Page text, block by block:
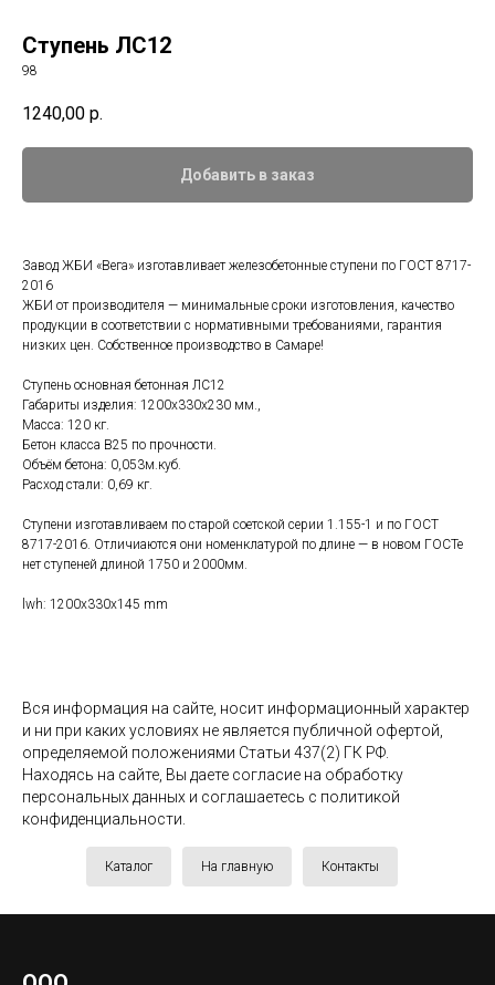
Ступень ЛС12
98
1240,00 р.
Добавить в заказ
Завод ЖБИ «Вега» изготавливает железобетонные ступени по ГОСТ 8717-
2016
ЖБИ от производителя — минимальные сроки изготовления, качество
продукции в соответствии с нормативными требованиями, гарантия
низких цен. Собственное производство в Самаре!
Ступень основная бетонная ЛС12
Габариты изделия: 1200x330x230 мм.,
Масса: 120 кг.
Бетон класса B25 по прочности.
Объём бетона: 0,053м.куб.
Расход стали: 0,69 кг.
Ступени изготавливаем по старой соетской серии 1.155-1 и по ГОСТ
8717-2016. Отличиаются они номенклатурой по длине — в новом ГОСТе
нет ступеней длиной 1750 и 2000мм.
lwh: 1200x330x145 mm
Вся информация на сайте, носит информационный характер
и ни при каких условиях не является публичной офертой,
определяемой положениями Статьи 437(2) ГК РФ.
Находясь на сайте, Вы даете согласие на обработку
персональных данных и соглашаетесь c политикой
конфиденциальности.
Каталог На главную Контакты